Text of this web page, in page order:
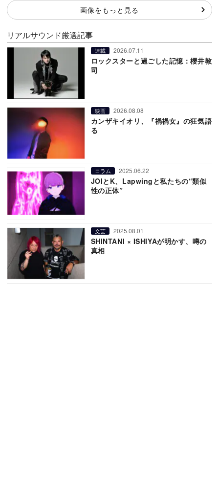
画像をもっと見る
リアルサウンド厳選記事
連載 2026.07.11
ロックスターと過ごした記憶：櫻井敦
司
映画 2026.08.08
カンザキイオリ、『禍禍女』の狂気語
る
コラム 2025.06.22
JOIとK、Lapwingと私たちの“類似
性の正体”
文芸 2025.08.01
SHINTANI × ISHIYAが明かす、噂の
真相